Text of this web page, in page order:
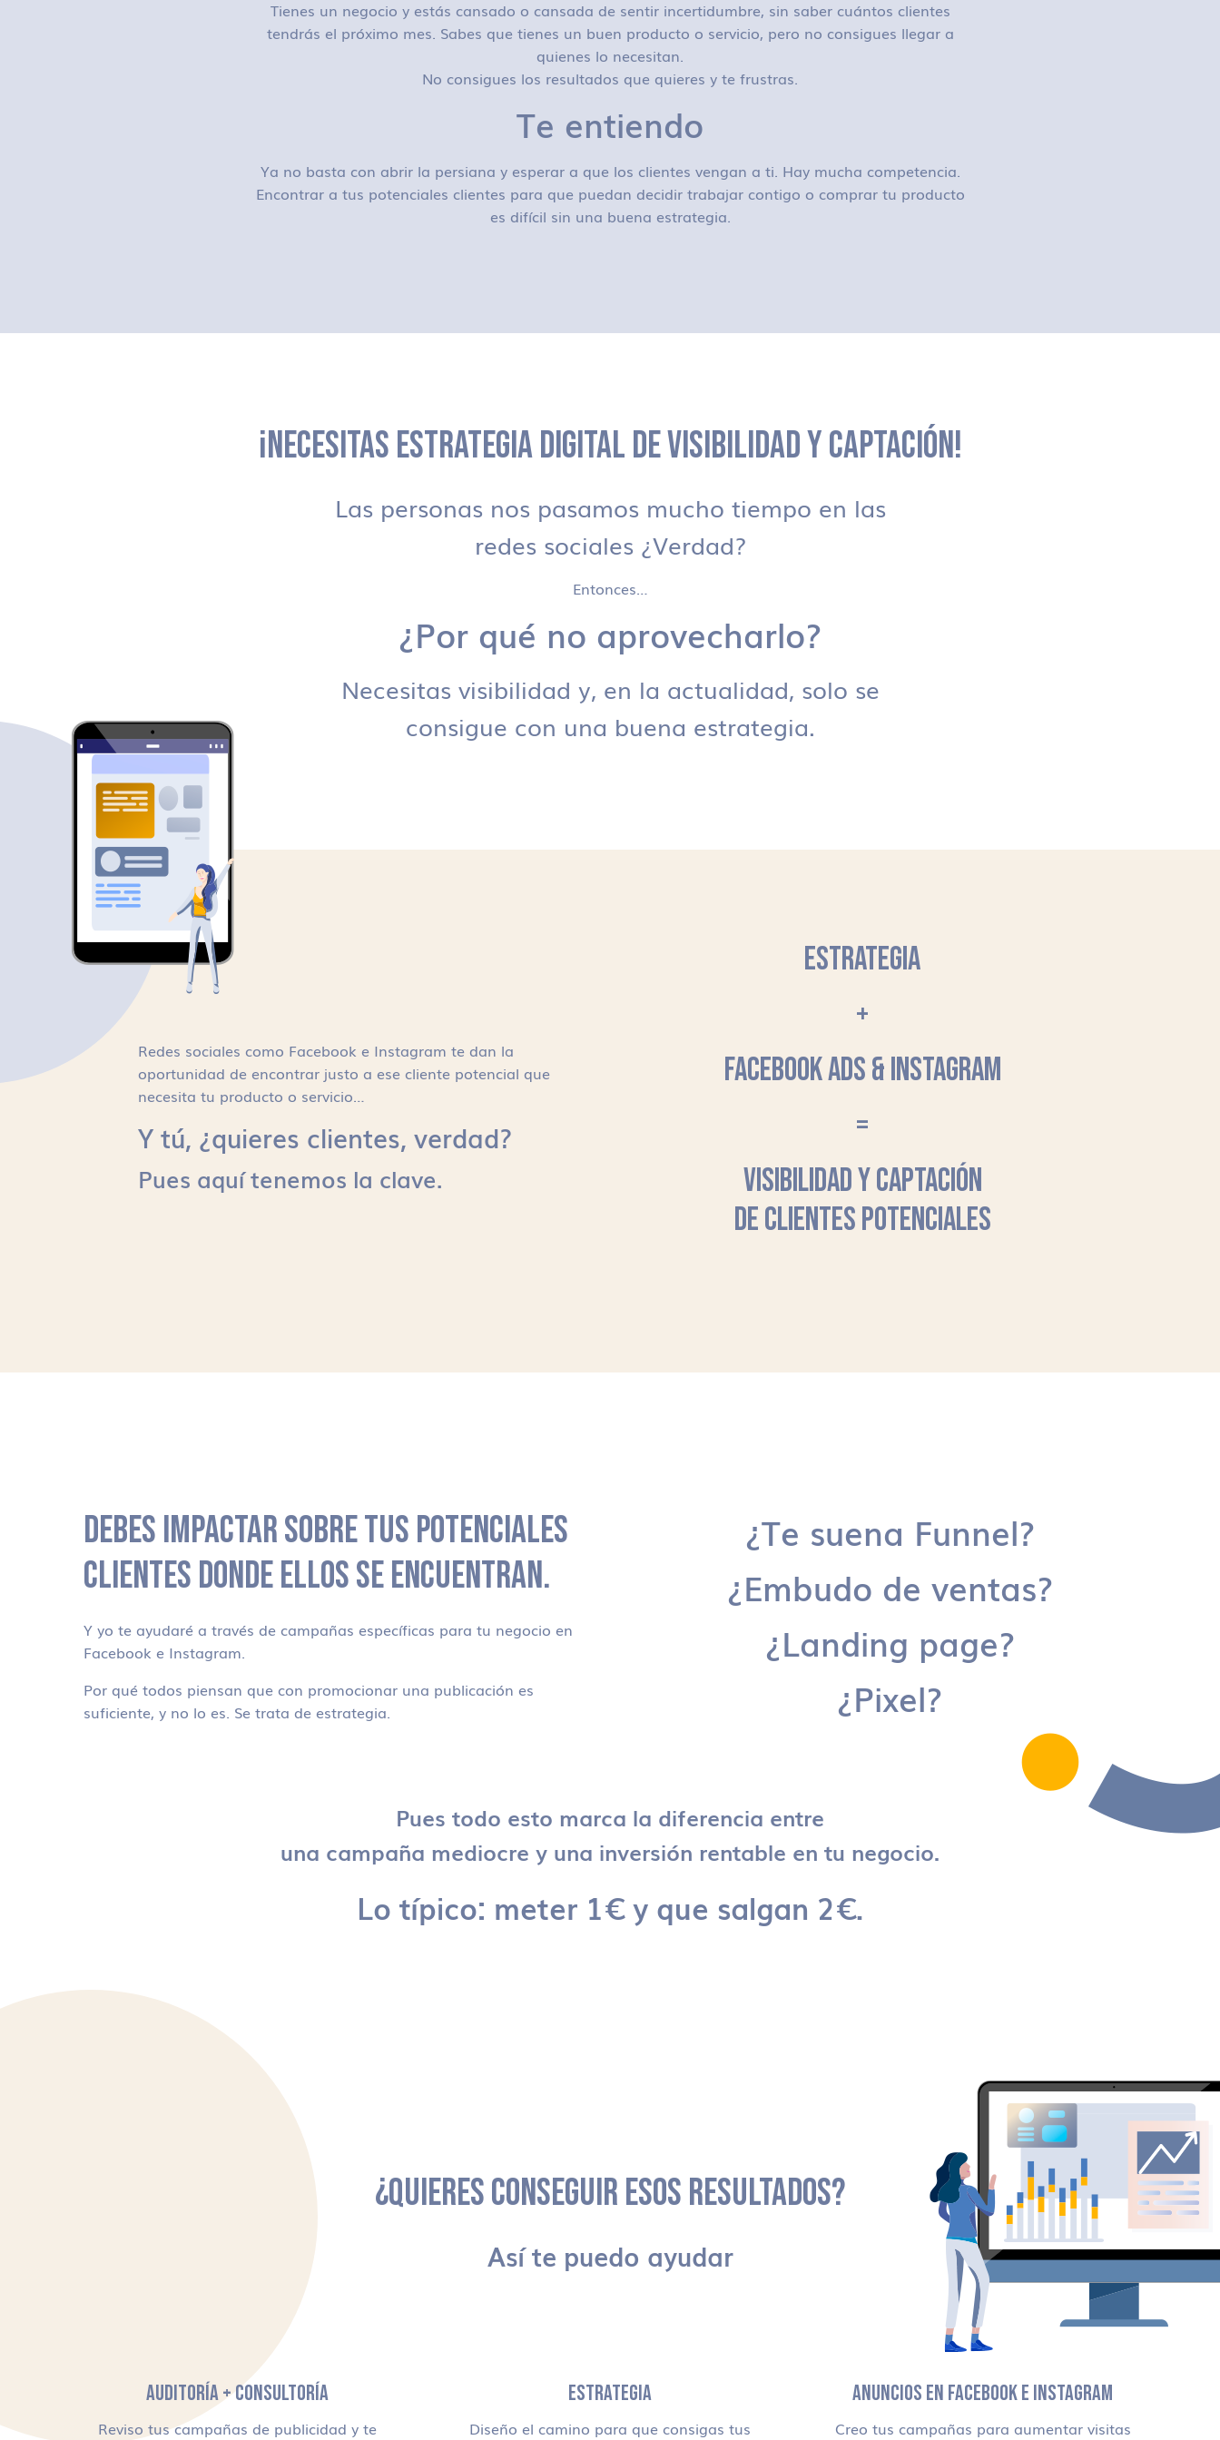
Tienes un negocio y estás cansado o cansada de sentir incertidumbre, sin saber cuántos clientes
tendrás el próximo mes. Sabes que tienes un buen producto o servicio, pero no consigues llegar a
quienes lo necesitan.
No consigues los resultados que quieres y te frustras.
Te entiendo
Ya no basta con abrir la persiana y esperar a que los clientes vengan a ti. Hay mucha competencia.
Encontrar a tus potenciales clientes para que puedan decidir trabajar contigo o comprar tu producto
es difícil sin una buena estrategia.
¡NECESITAS ESTRATEGIA DIGITAL DE VISIBILIDAD Y CAPTACIÓN!
Las personas nos pasamos mucho tiempo en las
redes sociales ¿Verdad?
Entonces…
¿Por qué no aprovecharlo?
Necesitas visibilidad y, en la actualidad, solo se
consigue con una buena estrategia.
Redes sociales como Facebook e Instagram te dan la
oportunidad de encontrar justo a ese cliente potencial que
necesita tu producto o servicio…
Y tú, ¿quieres clientes, verdad?
Pues aquí tenemos la clave.
ESTRATEGIA
+
FACEBOOK ADS & INSTAGRAM
=
VISIBILIDAD Y CAPTACIÓN
DE CLIENTES POTENCIALES
DEBES IMPACTAR SOBRE TUS POTENCIALES
CLIENTES DONDE ELLOS SE ENCUENTRAN.
Y yo te ayudaré a través de campañas específicas para tu negocio en
Facebook e Instagram.
Por qué todos piensan que con promocionar una publicación es
suficiente, y no lo es. Se trata de estrategia.
¿Te suena Funnel?
¿Embudo de ventas?
¿Landing page?
¿Pixel?
Pues todo esto marca la diferencia entre
una campaña mediocre y una inversión rentable en tu negocio.
Lo típico: meter 1€ y que salgan 2€.
¿QUIERES CONSEGUIR ESOS RESULTADOS?
Así te puedo ayudar
AUDITORÍA + CONSULTORÍA
Reviso tus campañas de publicidad y te
ESTRATEGIA
Diseño el camino para que consigas tus
ANUNCIOS EN FACEBOOK E INSTAGRAM
Creo tus campañas para aumentar visitas